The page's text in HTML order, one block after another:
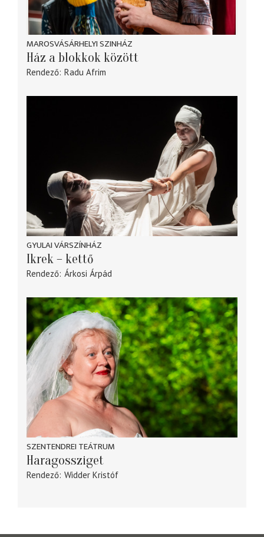
MAROSVÁSÁRHELYI SZINHÁZ
Ház a blokkok között
Rendező Radu Afrim
GYULAI VÁRSZÍNHÁZ
Ikrek – kettő
Rendező Árkosi Árpád
SZENTENDREI TEÁTRUM
Haragossziget
Rendező Widder Kristóf